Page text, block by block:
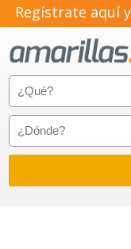
Regístrate aquí